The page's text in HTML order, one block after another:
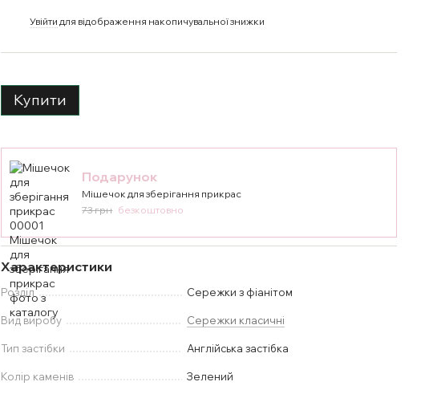
Увійти для відображення накопичувальної знижки
Купити
Подарунок
Мішечок для зберігання прикрас
73 грн безкоштовно
Характеристики
Розділ Сережки з фіанітом
Вид виробу Сережки класичні
Тип застібки Англійська застібка
Колір каменів Зелений